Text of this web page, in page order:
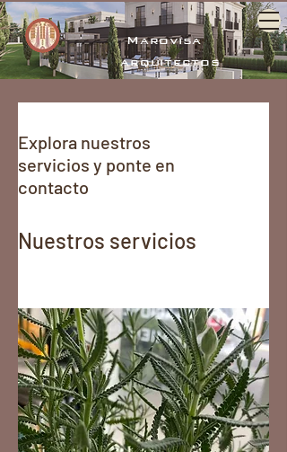
Marovisa
arquitectos
Explora nuestros
servicios y ponte en
contacto
Nuestros servicios